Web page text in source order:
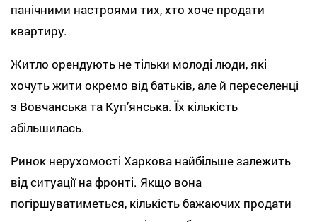
панічними настроями тих, хто хоче продати
квартиру.
Житло орендують не тільки молоді люди, які
хочуть жити окремо від батьків, але й переселенці
з Вовчанська та Куп’янська. Їх кількість
збільшилась.
Ринок нерухомості Харкова найбільше залежить
від ситуації на фронті. Якщо вона
погіршуватиметься, кількість бажаючих продати